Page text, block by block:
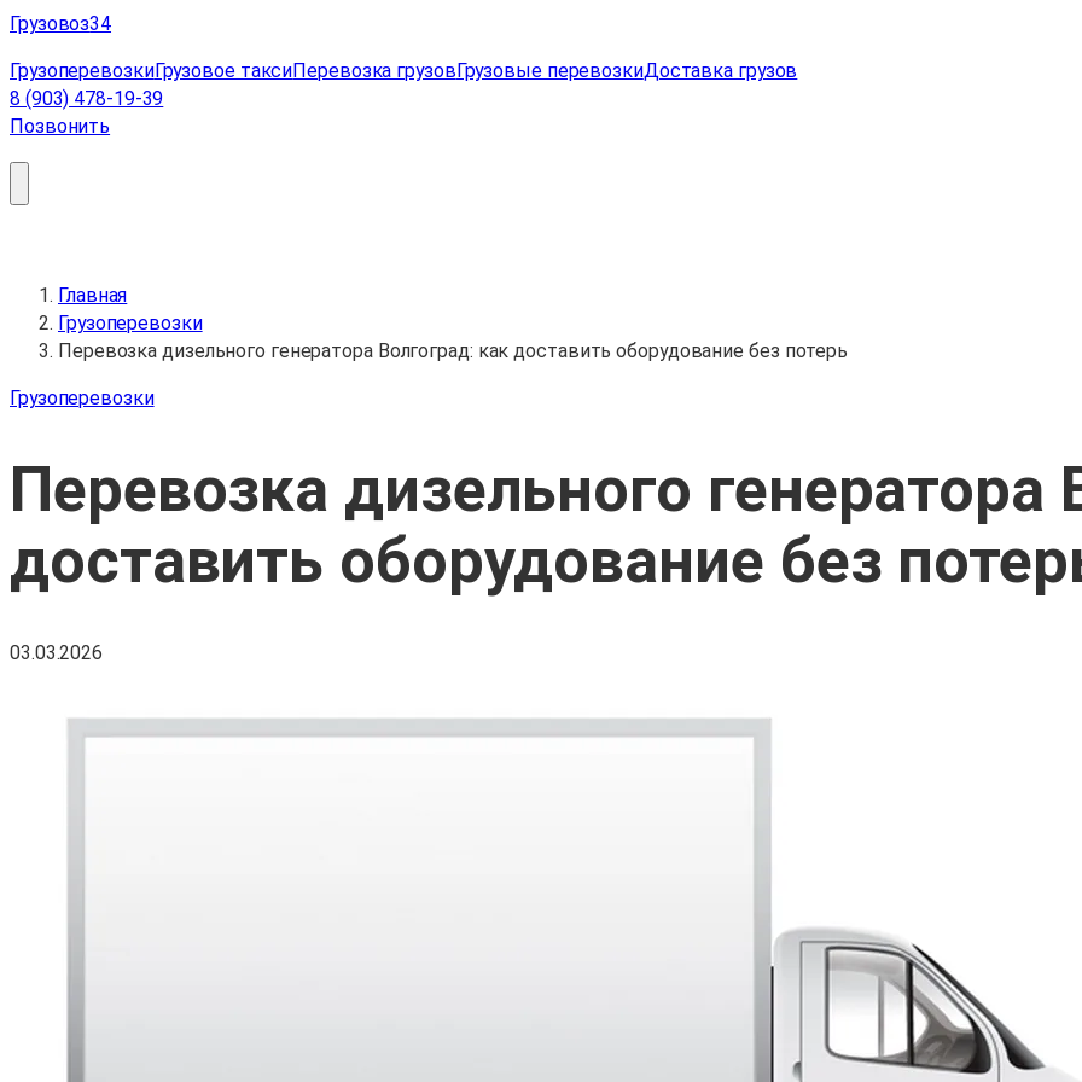
Перейти
содержимому
Грузовоз34
ГрузоперевозкиГрузовое таксиПеревозка грузовГрузовые перевозкиДоставка грузов
8 (903) 478-19-39
Позвонить
Главная
Грузоперевозки
Перевозка дизельного генератора Волгоград: как доставить оборудование без потерь
Грузоперевозки
Перевозка дизельного генератора
доставить оборудование без
03.03.2026